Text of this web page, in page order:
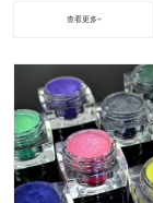
查看更多+